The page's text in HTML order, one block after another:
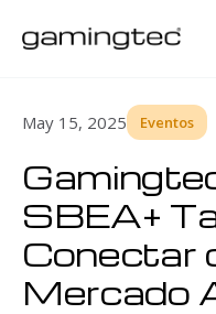
May 15, 2025 Eventos
SBEA+
Conectar
Mercado